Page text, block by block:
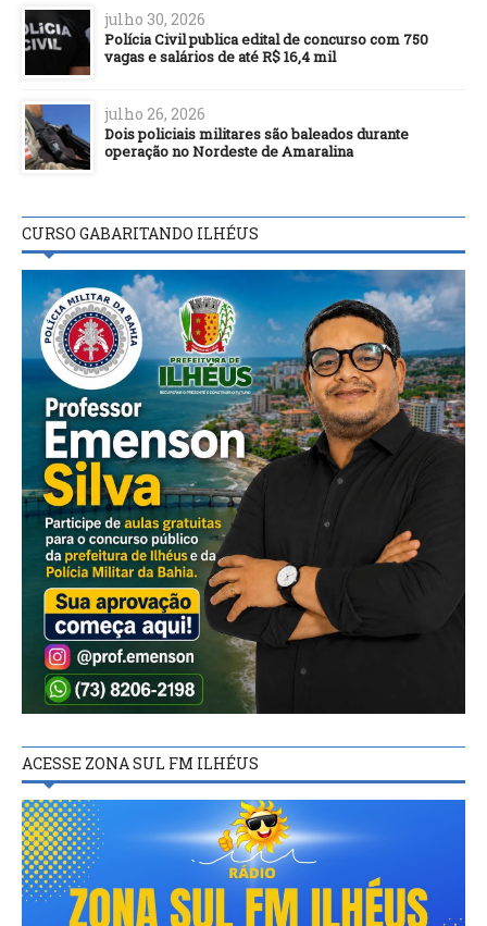
julho 30, 2026
Polícia Civil publica edital de concurso com 750
vagas e salários de até R$ 16,4 mil
julho 26, 2026
Dois policiais militares são baleados durante
operação no Nordeste de Amaralina
CURSO GABARITANDO ILHÉUS
ACESSE ZONA SUL FM ILHÉUS